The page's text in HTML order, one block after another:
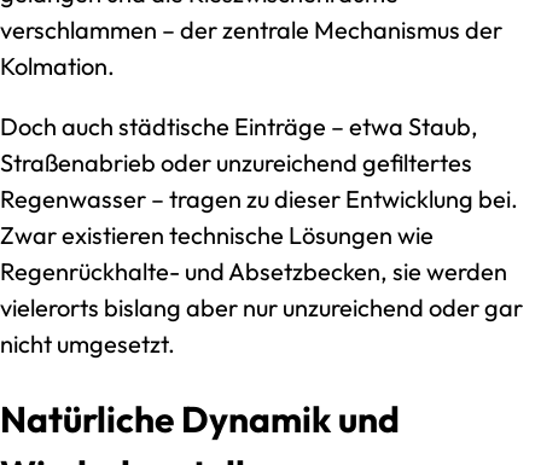
verschlammen – der zentrale Mechanismus der
Kolmation.
Doch auch städtische Einträge – etwa Staub,
Straßenabrieb oder unzureichend gefiltertes
Regenwasser – tragen zu dieser Entwicklung bei.
Zwar existieren technische Lösungen wie
Regenrückhalte- und Absetzbecken, sie werden
vielerorts bislang aber nur unzureichend oder gar
nicht umgesetzt.
Natürliche Dynamik und